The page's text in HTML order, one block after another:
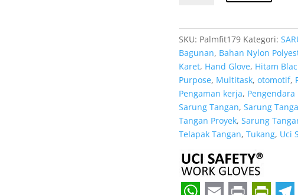
Safety
Resmi
Padang
Sumatera
Barat
SKU: Palmfit179 Kategori:
Bagunan, Bahan Nylon
Karet, Hand Glove, Hitam
Purpose, Multitask, otomotif,
Pengaman kerja,
Sarung Tangan, Sarung
Tangan Proyek, Sarung
Telapak Tangan, Tukang, Uci